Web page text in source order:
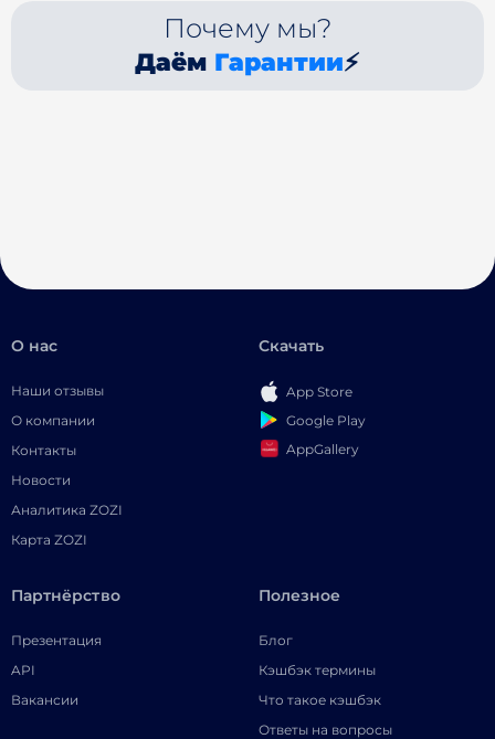
Почему мы?
Даём Гарантии⚡
О нас
Наши отзывы
О компании
Контакты
Новости
Аналитика ZOZI
Карта ZOZI
Скачать
App Store
Google Play
AppGallery
Партнёрство
Презентация
API
Вакансии
Полезное
Блог
Кэшбэк термины
Что такое кэшбэк
Ответы на вопросы